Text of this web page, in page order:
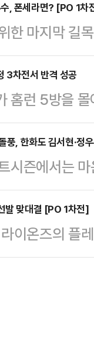
워즈 2025’
알 소시에다
아코스에서
호명됐다.‘
선수 중 한
, 폰세라면? [PO 1차
한 마지막 길
즈가 맞붙는
2025 신한
가을 야구
성을 2승 1
의 단기전이
오프서 1차
3차전서 반격 성공
홈런 5방을
시애틀의 T모
너스와의
다.홈에서
반격의 실마
점 투런포가
공했다.4회
풍, 한화도 김서현·정
시즌에서는
경기에서 경
구로 무장한
의 활약상이
한 삼성 라이
발 맞대결 [PO 1차전]
이온즈의 플
쳐진다.KBO